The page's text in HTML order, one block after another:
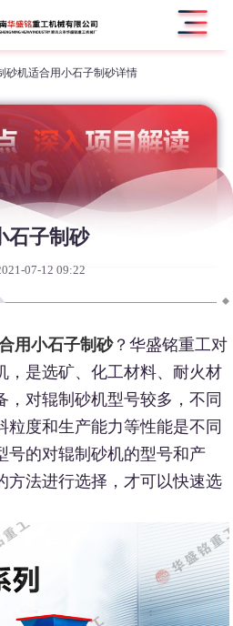
砂机适合用小石子制砂详情
石子制砂
07-12 09:22
用小石子制砂？华盛铭重工对
，是选矿、化工材料、耐火材
，对辊制砂机型号较多，不同
粒度和生产能力等性能是不同
号的对辊制砂机的型号和产
方法进行选择，才可以快速选